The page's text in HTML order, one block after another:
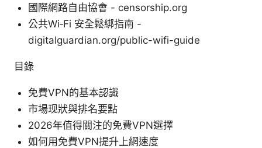
國際網路自由協會 - censorship.org
公共Wi‑Fi 安全鬆綁指南 -
digitalguardian.org/public-wifi-guide
目錄
免費VPN的基本認識
市場现狀與排名要點
2026年值得關注的免費VPN選擇
如何用免費VPN提升上網速度